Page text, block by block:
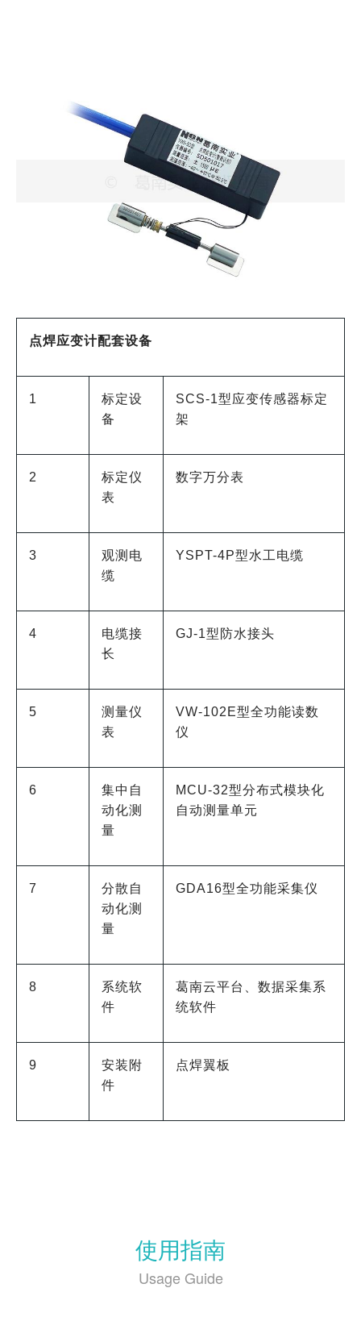
点焊应变计配套设备
1
标定设
备
SCS-1型应变传感器标定
架
2
标定仪
表
数字万分表
3
观测电
缆
YSPT-4P型水工电缆
4
电缆接
长
GJ-1型防水接头
5
测量仪
表
VW-102E型全功能读数
仪
6
集中自
动化测
量
MCU-32型分布式模块化
自动测量单元
7
分散自
动化测
量
GDA16型全功能采集仪
8
系统软
件
葛南云平台、数据采集系
统软件
9
安装附
件
点焊翼板
使用指南
Usage Guide